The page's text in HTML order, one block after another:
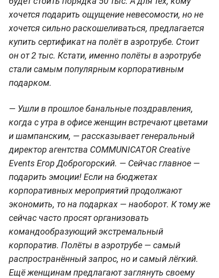
хочется подарить ощущение невесомости, но не
хочется сильно раскошеливаться, предлагается
купить сертификат на полёт в аэротрубе. Стоит
он от 2 тыс. Кстати, именно полёты в аэротрубе
стали самым популярным корпоративным
подарком.
— Ушли в прошлое банальные поздравления,
когда с утра в офисе женщин встречают цветами
и шампанским, — рассказывает генеральный
директор агентства COMMUNICATOR Creative
Events Егор Доброгорский. — Сейчас главное —
подарить эмоции! Если на бюджетах
корпоративных мероприятий продолжают
экономить, то на подарках — наоборот. К тому же
сейчас часто просят организовать
командообразующий экстремальный
корпоратив. Полёты в аэротрубе — самый
распространённый запрос, но и самый лёгкий.
Ещё женщинам предлагают заглянуть своему